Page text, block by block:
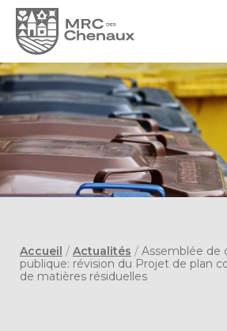
Accueil / Actualités / Assemblée de
publique: révision du Projet de plan
de matières résiduelles